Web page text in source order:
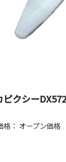
クシー
格： オープン価格